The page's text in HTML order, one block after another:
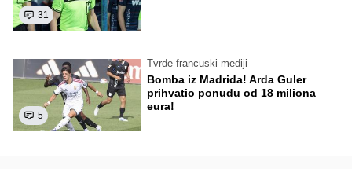
31
5
Tvrde francuski mediji
Bomba iz Madrida! Arda Guler
prihvatio ponudu od 18 miliona
eura!